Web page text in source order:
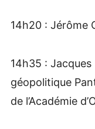
14h20 : Jérôme
14h35 : Jacques
géopolitique
de l’Académie